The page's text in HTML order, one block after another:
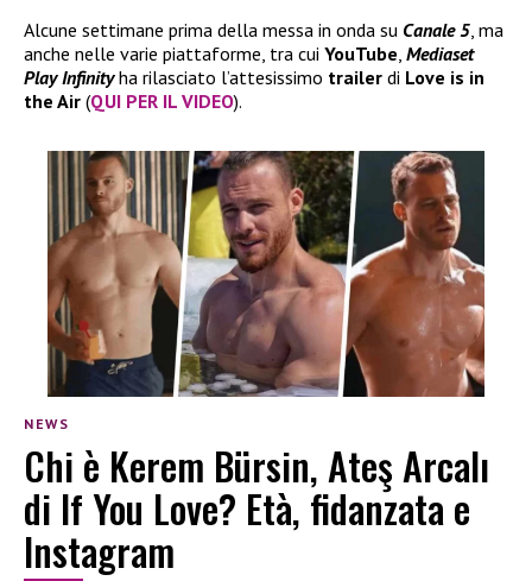
Alcune settimane prima della messa in onda su Canale 5 , ma
anche nelle varie piattaforme, tra cui YouTube Mediaset
Play Infinityha rilasciato l’attesissimo trailer di Love is in
the Air (QUI PER IL VIDEO).
NEWS
Chi è Kerem Bürsin, Ateş Arcalı
di If You Love? Età, fidanzata e
Instagram